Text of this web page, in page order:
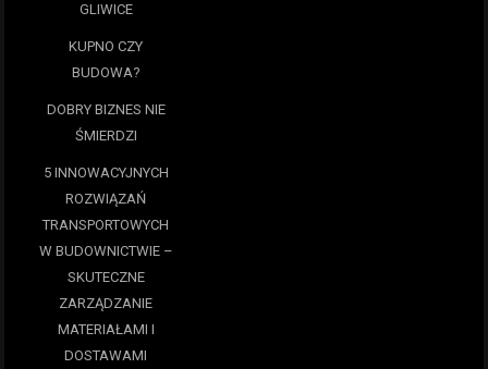
GLIWICE
KUPNO CZY
BUDOWA?
DOBRY BIZNES NIE
ŚMIERDZI
5 INNOWACYJNYCH
ROZWIĄZAŃ
TRANSPORTOWYCH
W BUDOWNICTWIE –
SKUTECZNE
ZARZĄDZANIE
MATERIAŁAMI I
DOSTAWAMI